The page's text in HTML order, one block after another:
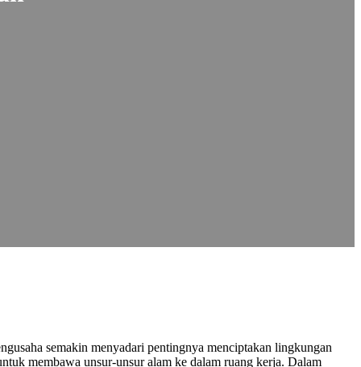
semakin menyadari pentingnya menciptakan lingkungan
membawa unsur-unsur alam ke dalam ruang kerja. Dalam